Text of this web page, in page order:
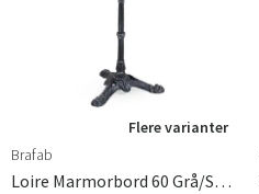
Flere varianter
Brafab
Loire Marmorbord 60 Grå/svart Brafab